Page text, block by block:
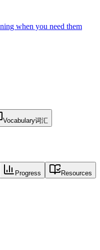
when you need them
Vocabulary词汇
Progress Resources